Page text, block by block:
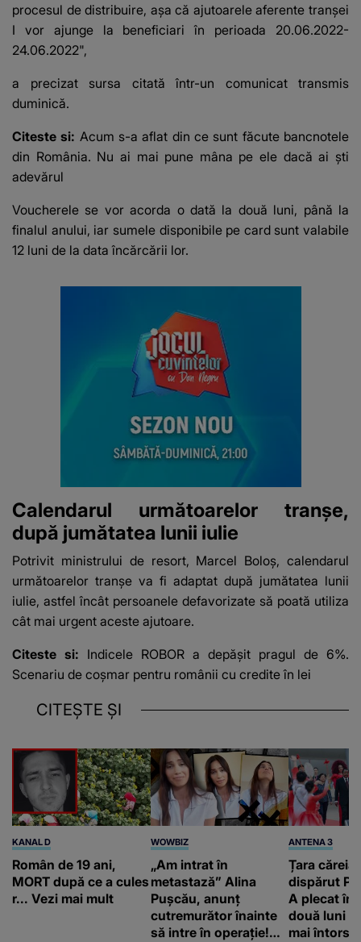
procesul de distribuire, aşa că ajutoarele aferente tranşei
I vor ajunge la beneficiari în perioada 20.06.2022-
24.06.2022",
a precizat sursa citată într-un comunicat transmis
duminică.
Citeste si: Acum s-a aflat din ce sunt făcute bancnotele
din România. Nu ai mai pune mâna pe ele dacă ai ști
adevărul
Voucherele se vor acorda o dată la două luni, până la
finalul anului, iar sumele disponibile pe card sunt valabile
12 luni de la data încărcării lor.
Calendarul următoarelor tranșe,
după jumătatea lunii iulie
Potrivit ministrului de resort, Marcel Boloş, calendarul
următoarelor tranşe va fi adaptat după jumătatea lunii
iulie, astfel încât persoanele defavorizate să poată utiliza
cât mai urgent aceste ajutoare.
Citeste si: Indicele ROBOR a depășit pragul de 6%.
Scenariu de coșmar pentru românii cu credite în lei
CITEȘTE ȘI
KANAL D
Român de 19 ani,
MORT după ce a cules
r... Vezi mai mult
WOWBIZ
„Am intrat în
metastază” Alina
Pușcău, anunț
cutremurător înainte
să intre în operație!
ANTENA 3
Țara căreia
dispărut
A plecat în
două luni
mai întors